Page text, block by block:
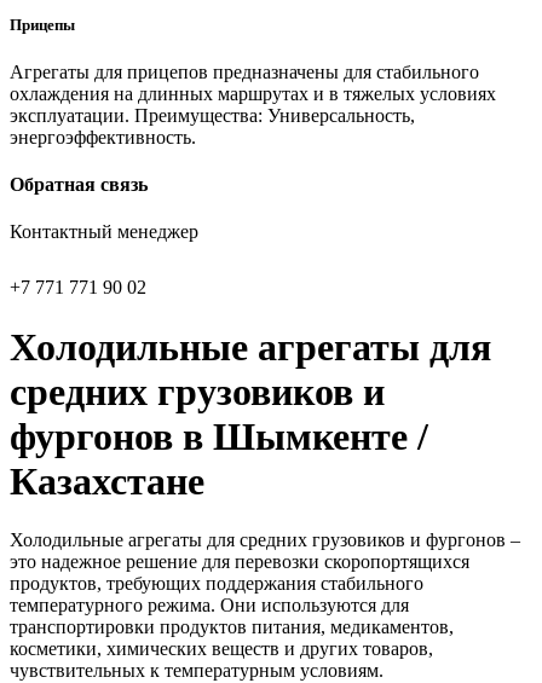
Прицепы
Агрегаты для прицепов предназначены для стабильного
охлаждения на длинных маршрутах и в тяжелых условиях
эксплуатации. Преимущества: Универсальность,
энергоэффективность.
Обратная связь
Контактный менеджер
+7 771 771 90 02
Холодильные агрегаты для
средних грузовиков и
фургонов в Шымкенте /
Казахстане
Холодильные агрегаты для средних грузовиков и фургонов –
это надежное решение для перевозки скоропортящихся
продуктов, требующих поддержания стабильного
температурного режима. Они используются для
транспортировки продуктов питания, медикаментов,
косметики, химических веществ и других товаров,
чувствительных к температурным условиям.